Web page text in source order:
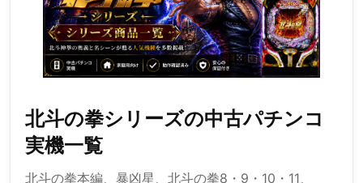
北斗の拳シリーズの中古パチンコ
実機一覧
北斗の拳本編、暴凶星、北斗の拳8・9・10・11、